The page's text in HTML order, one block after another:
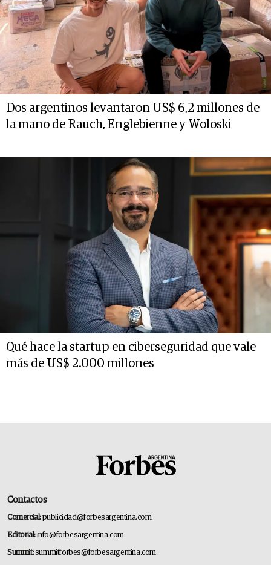
Dos argentinos levantaron US$ 6,2 millones de
la mano de Rauch, Englebienne y Woloski
Qué hace la startup en ciberseguridad que vale
más de US$ 2.000 millones
Contactos
Comercial:publicidad@forbesargentina.com
Editorial:info@forbesargentina.com
Summit:summitforbes@forbesargentina.com